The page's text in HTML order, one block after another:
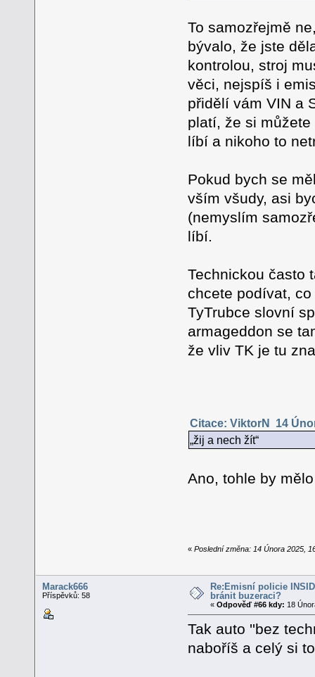
To samozřejmě
bývalo, že jste
kontrolou, stroj
věci, nejspíš i
přidělí vám VIN a
platí, že si
líbí a nikoho to
Pokud bych se
vším všudy, asi
(nemyslím
líbí.
Technickou často
chcete podívat,
TyTrubce slovní
armageddon se
že vliv TK je tu
Citace: ViktorN 14
„žij a nech žít“
Ano, tohle by
« Poslední změna: 14 Února 2025,
Marack666
Příspěvků: 58
Re:Emisní policie
bránit buzeraci?
«Odpověď #66 kdy: 18
Tak auto ''bez
naboříš a celý si